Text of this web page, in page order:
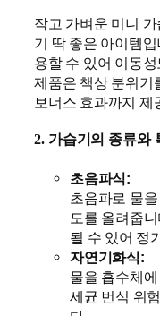
작고 가벼운 미니
기 딱 좋은 아이템
용할 수 있어 이동
제품은 책상 분위기
보너스 효과까지 제
2. 가습기의 종류와
초음파식:
초음파로 물
도를 올려줍
될 수 있어 정
자연기화식:
물을 흡수체
세균 번식 위